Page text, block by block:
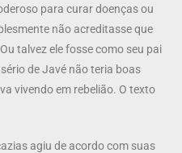
para curar doenças ou
não acreditasse que
talvez ele fosse como seu pai
de Javé não teria boas
vivendo em rebelião. O texto
agiu de acordo com suas